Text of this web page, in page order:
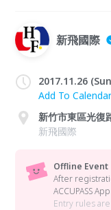
新飛國際
2017.11.26
Add To
新竹市東區光復
新飛國際
Offline Event
After
ACCUPASS
Entry rules